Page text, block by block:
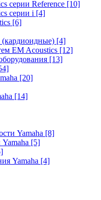
серии Reference [10]
серии i [4]
[6]
(кардиоидные) [4]
EM Acoustics [12]
[13]
[20]
[14]
Yamaha [8]
[5]
Yamaha [4]